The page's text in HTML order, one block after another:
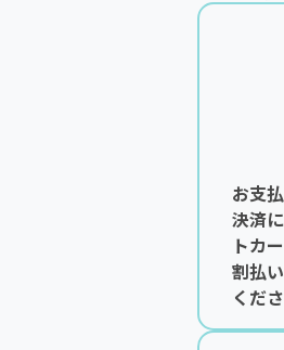
お支
決済
トカ
割払
くださ